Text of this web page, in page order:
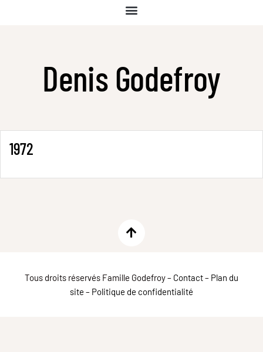
Denis Godefroy
1972
Tous droits réservés Famille Godefroy – Contact– Plan du
site – Politique de confidentialité